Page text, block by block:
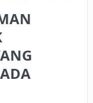
MENGANGSUR
SENDIRI